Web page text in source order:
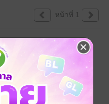
หน้าที่ 1
ยนะคะ
คุณกำลังชมค่ะ